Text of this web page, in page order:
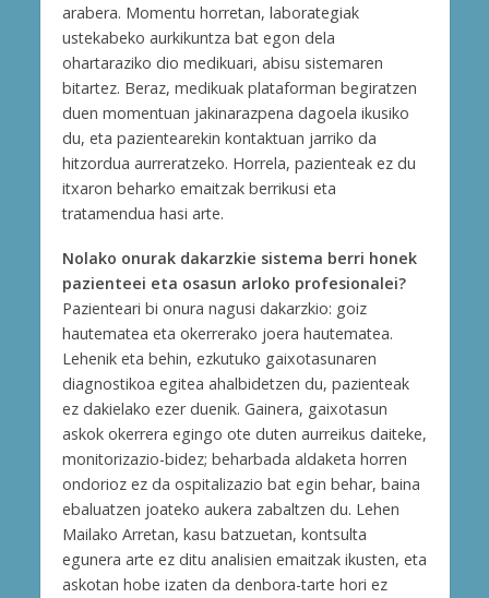
arabera. Momentu horretan, laborategiak
ustekabeko aurkikuntza bat egon dela
ohartaraziko dio medikuari, abisu sistemaren
bitartez. Beraz, medikuak plataforman begiratzen
duen momentuan jakinarazpena dagoela ikusiko
du, eta pazientearekin kontaktuan jarriko da
hitzordua aurreratzeko. Horrela, pazienteak ez du
itxaron beharko emaitzak berrikusi eta
tratamendua hasi arte.
Nolako onurak dakarzkie sistema berri honek
pazienteei eta osasun arloko profesionalei?
Pazienteari bi onura nagusi dakarzkio: goiz
hautematea eta okerrerako joera hautematea.
Lehenik eta behin, ezkutuko gaixotasunaren
diagnostikoa egitea ahalbidetzen du, pazienteak
ez dakielako ezer duenik. Gainera, gaixotasun
askok okerrera egingo ote duten aurreikus daiteke,
monitorizazio-bidez; beharbada aldaketa horren
ondorioz ez da ospitalizazio bat egin behar, baina
ebaluatzen joateko aukera zabaltzen du. Lehen
Mailako Arretan, kasu batzuetan, kontsulta
egunera arte ez ditu analisien emaitzak ikusten, eta
askotan hobe izaten da denbora-tarte hori ez